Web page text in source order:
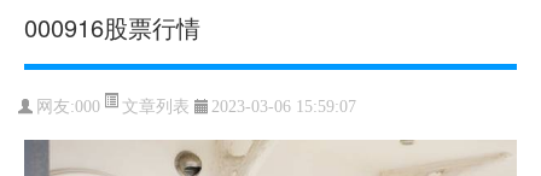
000916股票行情
网友:000 文章列表 2023-03-06 15:59:07